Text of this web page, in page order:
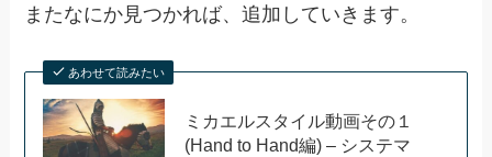
またなにか見つかれば、追加していきます。
あわせて読みたい
ミカエルスタイル動画その１
(Hand to Hand編) – システマ